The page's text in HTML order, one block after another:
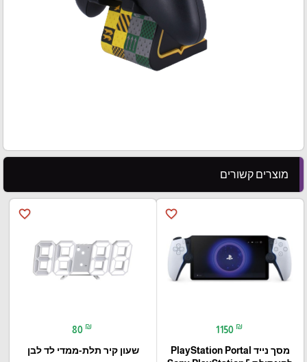
מוצרים קשורים
favorite_border
1150 ₪
מסך נייד PlayStation Portal‎
favorite_border
80 ₪
שעון קיר תלת-ממדי לד לבן